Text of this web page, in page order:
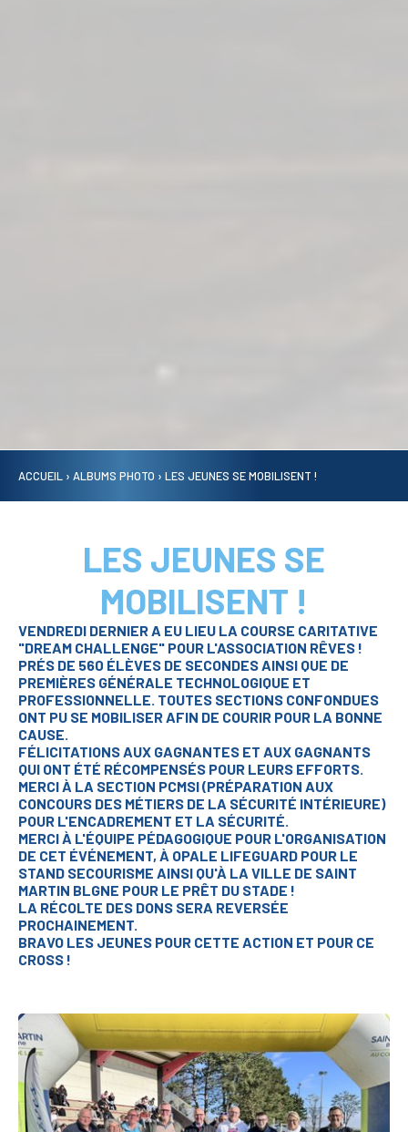
ACCUEIL › ALBUMS PHOTO › LES JEUNES SE MOBILISENT !
LES JEUNES SE
MOBILISENT !
VENDREDI DERNIER A EU LIEU LA COURSE CARITATIVE
"DREAM CHALLENGE" POUR L'ASSOCIATION RÊVES !
PRÉS DE 560 ÉLÈVES DE SECONDES AINSI QUE DE
PREMIÈRES GÉNÉRALE TECHNOLOGIQUE ET
PROFESSIONNELLE. TOUTES SECTIONS CONFONDUES
ONT PU SE MOBILISER AFIN DE COURIR POUR LA BONNE
CAUSE.
FÉLICITATIONS AUX GAGNANTES ET AUX GAGNANTS
QUI ONT ÉTÉ RÉCOMPENSÉS POUR LEURS EFFORTS.
MERCI À LA SECTION PCMSI (PRÉPARATION AUX
CONCOURS DES MÉTIERS DE LA SÉCURITÉ INTÉRIEURE)
POUR L'ENCADREMENT ET LA SÉCURITÉ.
MERCI À L'ÉQUIPE PÉDAGOGIQUE POUR L'ORGANISATION
DE CET ÉVÉNEMENT, À OPALE LIFEGUARD POUR LE
STAND SECOURISME AINSI QU'À LA VILLE DE SAINT
MARTIN BLGNE POUR LE PRÊT DU STADE !
LA RÉCOLTE DES DONS SERA REVERSÉE
PROCHAINEMENT.
BRAVO LES JEUNES POUR CETTE ACTION ET POUR CE
CROSS !